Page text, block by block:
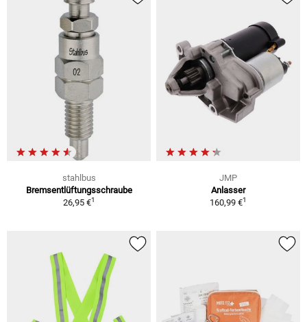
stahlbus
Bremsentlüftungsschraube
26,95 €1
JMP
Anlasser
160,99 €1